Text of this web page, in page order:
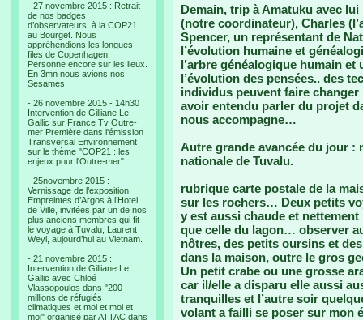
- 27 novembre 2015 : Retrait
de nos badges
d’observateurs, à la COP21
au Bourget. Nous
appréhendions les longues
files de Copenhagen.
Personne encore sur les lieux.
En 3mn nous avions nos
Sesames.
- 26 novembre 2015 - 14h30 :
Intervention de Gilliane Le
Gallic sur France Tv Outre-
mer Première dans l'émission
Transversal Environnement
sur le thème "COP21 : les
enjeux pour l'Outre-mer".
- 25novembre 2015 :
Vernissage de l’exposition
Empreintes d’Argos à l’Hotel
de Ville, invitées par un de nos
plus anciens membres qui fit
le voyage à Tuvalu, Laurent
Weyl, aujourd’hui au Vietnam.
- 21 novembre 2015 :
Intervention de Gilliane Le
Gallic avec Chloé
Vlassopoulos dans "200
millions de réfugiés
climatiques et moi et moi et
moi" organisé par ATTAC dans
Demain, trip à Amatuku avec
(notre coordinateur), Charles
Spencer, un représentant de
l’évolution humaine et
l’arbre généalogique humain
l’évolution des pensées.. des
individus peuvent faire changer
avoir entendu parler du projet
nous accompagne…
Autre grande avancée du jour :
nationale de Tuvalu.
rubrique carte postale de la
sur les rochers… Deux petits
y est aussi chaude et
que celle du lagon… observer
nôtres, des petits oursins et
dans la maison, outre le gros
Un petit crabe ou une grosse
car il/elle a disparu elle aussi
tranquilles et l’autre soir
volant a failli se poser sur mon